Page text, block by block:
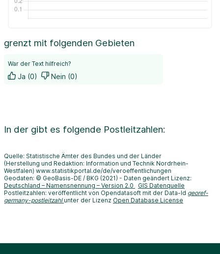
grenzt mit folgenden Gebieten
War der Text hilfreich?
Ja (0) Nein (0)
In der gibt es folgende Postleitzahlen:
Quelle: Statistische Ämter des Bundes und der Länder
(Herstellung und Redaktion: Information und Technik Nordrhein-
Westfalen) www.statistikportal.de/de/veroeffentlichungen
Geodaten: © GeoBasis-DE / BKG (2021) - Daten geändert Lizenz:
Deutschland – Namensnennung – Version 2.0
GIS Datenquelle
Postleitzahlen: veröffentlicht von Opendatasoft mit der Data-Id georef-
germany-postleitzahl unter der Lizenz Open Database License